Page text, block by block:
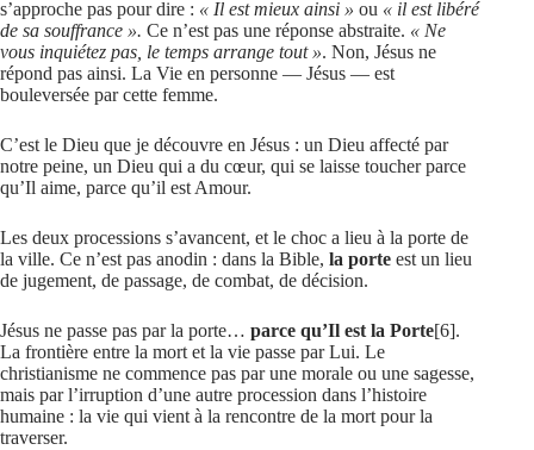
s’approche pas pour dire : « Il est mieux ainsi » ou « il est libéré
de sa souffrance ». Ce n’est pas une réponse abstraite. « Ne
vous inquiétez pas, le temps arrange tout ». Non, Jésus ne
répond pas ainsi. La Vie en personne — Jésus — est
bouleversée par cette femme.
C’est le Dieu que je découvre en Jésus : un Dieu affecté par
notre peine, un Dieu qui a du cœur, qui se laisse toucher parce
qu’Il aime, parce qu’il est Amour.
Les deux processions s’avancent, et le choc a lieu à la porte de
la ville. Ce n’est pas anodin : dans la Bible, la porte est un lieu
de jugement, de passage, de combat, de décision.
Jésus ne passe pas par la porte… parce qu’Il est la Porte[6].
La frontière entre la mort et la vie passe par Lui. Le
christianisme ne commence pas par une morale ou une sagesse,
mais par l’irruption d’une autre procession dans l’histoire
humaine : la vie qui vient à la rencontre de la mort pour la
traverser.